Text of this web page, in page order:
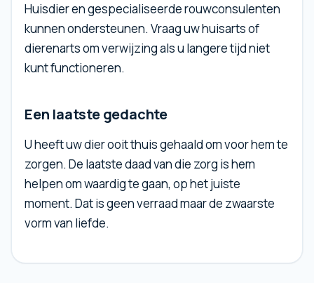
Huisdier en gespecialiseerde rouwconsulenten
kunnen ondersteunen. Vraag uw huisarts of
dierenarts om verwijzing als u langere tijd niet
kunt functioneren.
Een laatste gedachte
U heeft uw dier ooit thuis gehaald om voor hem te
zorgen. De laatste daad van die zorg is hem
helpen om waardig te gaan, op het juiste
moment. Dat is geen verraad maar de zwaarste
vorm van liefde.